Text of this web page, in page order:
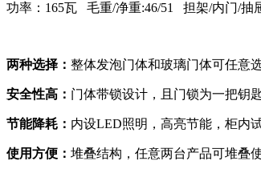
功率：165瓦 毛重/净重:46/51 担架/内门/抽
两种选择： 整体发泡门体和玻璃门体可任意
安全性高： 门体带锁设计，且门锁为一把钥
节能降耗： 内设LED照明，高亮节能，柜内
使用方便： 堆叠结构，任意两台产品可堆叠